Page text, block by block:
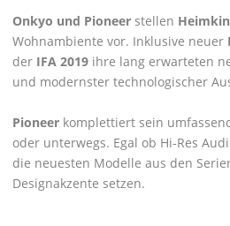
Onkyo und Pioneer stellen
Wohnambiente vor. Inklusive neuer
der IFA 2019 ihre lang erwarteten
und modernster technologischer
Pioneer komplettiert sein
oder unterwegs. Egal ob Hi-Res
die neuesten Modelle aus den
Designakzente setzen.